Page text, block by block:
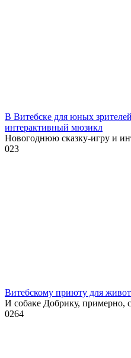
В Витебске для юных
интерактивный мюзикл
Новогоднюю сказку-игру и
023
Витебскому приюту для
И собаке Добрику, примерно,
0264